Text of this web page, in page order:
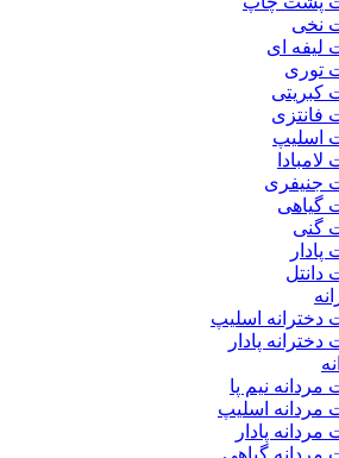
نخی
لیفه ای
توری
کبریتی
فانتزی
اسلیپ
جنیفری
گیاهی
گنی
اسلیپ
پادار
نیم پا
مردانه اسلیپ
پادار
گیاهی